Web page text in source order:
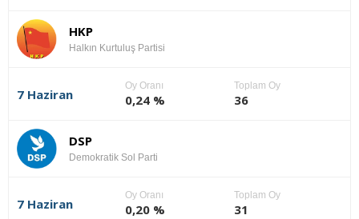
HKP
Halkın Kurtuluş Partisi
7 Haziran
Oy Oranı
0,24 %
Toplam Oy
36
DSP
Demokratik Sol Parti
7 Haziran
Oy Oranı
0,20 %
Toplam Oy
31